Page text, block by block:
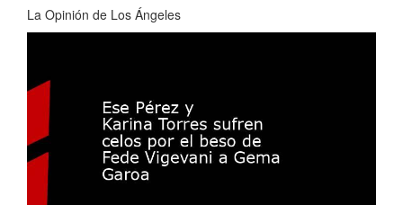
La Opinión de Los Ángeles